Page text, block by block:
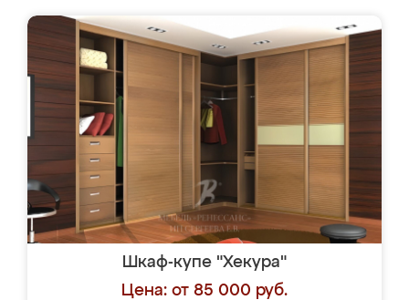
Шкаф-купе "Хекура"
Цена: от 85 000 руб.